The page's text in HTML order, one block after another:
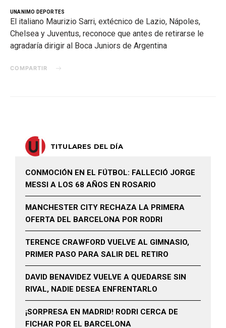
UNANIMO DEPORTES
El italiano Maurizio Sarri, extécnico de Lazio, Nápoles,
Chelsea y Juventus, reconoce que antes de retirarse le
agradaría dirigir al Boca Juniors de Argentina
COMPARTIR
TITULARES DEL DÍA
CONMOCIÓN EN EL FÚTBOL: FALLECIÓ JORGE
MESSI A LOS 68 AÑOS EN ROSARIO
MANCHESTER CITY RECHAZA LA PRIMERA
OFERTA DEL BARCELONA POR RODRI
TERENCE CRAWFORD VUELVE AL GIMNASIO,
PRIMER PASO PARA SALIR DEL RETIRO
DAVID BENAVIDEZ VUELVE A QUEDARSE SIN
RIVAL, NADIE DESEA ENFRENTARLO
¡SORPRESA EN MADRID! RODRI CERCA DE
FICHAR POR EL BARCELONA